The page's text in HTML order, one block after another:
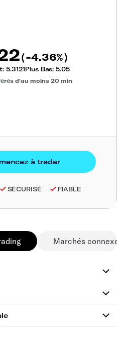
(-4.36%)
5.3121Plus Bas:5.05
d'au moins 20 min
SÉCURISÉ FIABLE
Marchés connexes